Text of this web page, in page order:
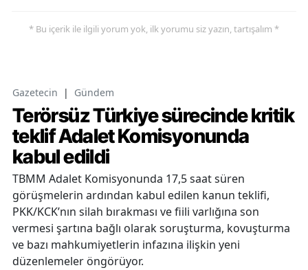
* Bu içerik ile ilgili yorum yok, ilk yorumu siz yazın, tartışalım *
Gazetecin | Gündem
Terörsüz Türkiye sürecinde kritik
teklif Adalet Komisyonunda
kabul edildi
TBMM Adalet Komisyonunda 17,5 saat süren
görüşmelerin ardından kabul edilen kanun teklifi,
PKK/KCK’nın silah bırakması ve fiili varlığına son
vermesi şartına bağlı olarak soruşturma, kovuşturma
ve bazı mahkumiyetlerin infazına ilişkin yeni
düzenlemeler öngörüyor.